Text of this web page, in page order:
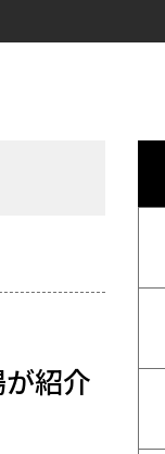
紹介